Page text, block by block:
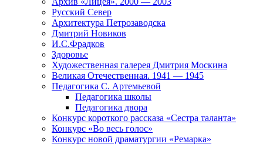
Русский Север
Архитектура Петрозаводска
Дмитрий Новиков
И.С.Фрадков
Здоровье
Художественная галерея Дмитрия Москина
Великая Отечественная. 1941 — 1945
Педагогика С. Артемьевой
Педагогика школы
Педагогика двора
Конкурс короткого рассказа «Сестра таланта»
Конкурс «Во весь голос»
Конкурс новой драматургии «Ремарка»